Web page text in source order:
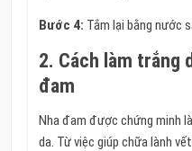
Bước 4: Tắm lại bằng nước
2. Cách làm trắng
đam
Nha đam được chứng minh
da. Từ việc giúp chữa lành